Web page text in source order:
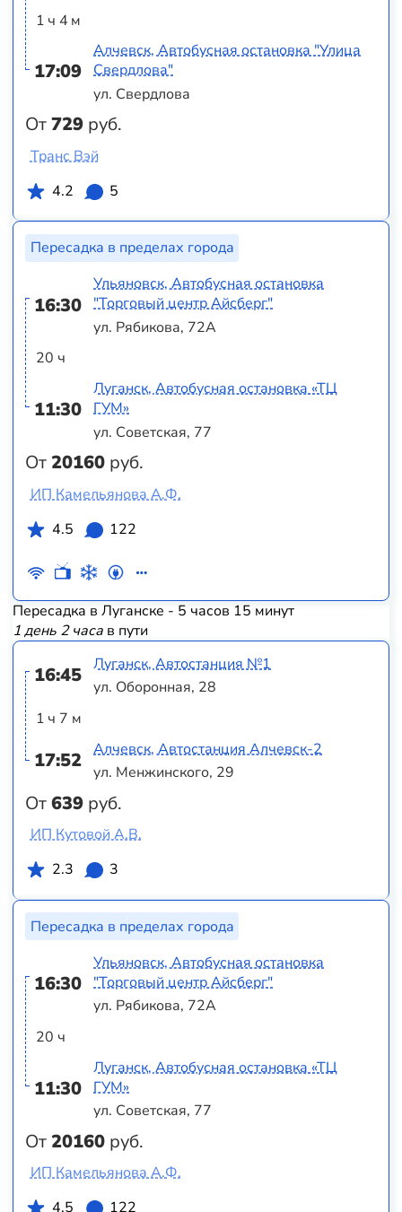
1 ч 4 м
17:09
От729 руб.
Алчевск, Автобусная остановка "Улица
Свердлова"
ул. Свердлова
Транс Вэй
4.2
5
Пересадка в пределах города
16:30
20 ч
11:30
От20160 руб.
Ульяновск, Автобусная остановка
"Торговый центр Айсберг"
ул. Рябикова, 72А
Луганск, Автобусная остановка «ТЦ
ГУМ»
ул. Советская, 77
ИП Камельянова А.Ф.
4.5
122
Пересадка в Луганске - 5 часов 15 минут
1 день 2 часав пути
16:45
1 ч 7 м
17:52
От639 руб.
Луганск, Автостанция №1
ул. Оборонная, 28
Алчевск, Автостанция Алчевск-2
ул. Менжинского, 29
ИП Кутовой А.В.
2.3
3
Пересадка в пределах города
16:30
20 ч
11:30
От20160 руб.
Ульяновск, Автобусная остановка
"Торговый центр Айсберг"
ул. Рябикова, 72А
Луганск, Автобусная остановка «ТЦ
ГУМ»
ул. Советская, 77
ИП Камельянова А.Ф.
4.5
122